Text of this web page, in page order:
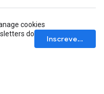
cookies
do
Inscrever-se